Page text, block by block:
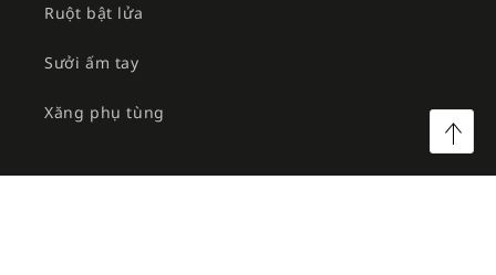
Ruột bật lửa
Sưởi ấm tay
Xăng phụ tùng